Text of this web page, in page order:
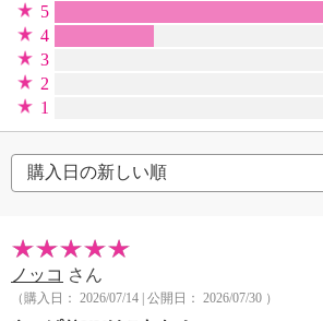
5
4
3
2
1
ノッコ さん
（購入日： 2026/07/14 | 公開日： 2026/07/30 ）